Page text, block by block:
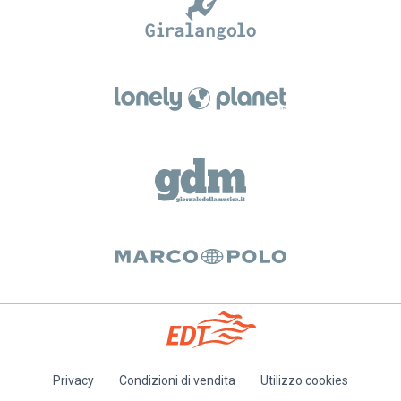
Privacy Condizioni di vendita
Utilizzo cookies